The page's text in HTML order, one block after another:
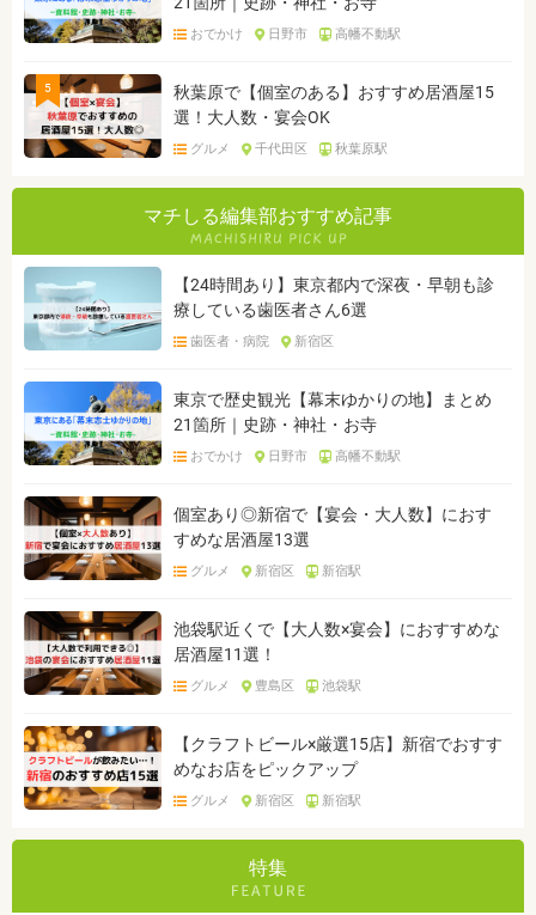
おでかけ 日野市 高幡不動駅
5
秋葉原で【個室のある】おすすめ居酒屋15
選！大人数・宴会OK
グルメ 千代田区 秋葉原駅
マチしる編集部おすすめ記事
【24時間あり】東京都内で深夜・早朝も診
療している歯医者さん6選
歯医者・病院 新宿区
東京で歴史観光【幕末ゆかりの地】まとめ
21箇所｜史跡・神社・お寺
おでかけ 日野市 高幡不動駅
個室あり◎新宿で【宴会・大人数】におす
すめな居酒屋13選
グルメ 新宿区 新宿駅
池袋駅近くで【大人数×宴会】におすすめな
居酒屋11選！
グルメ 豊島区 池袋駅
【クラフトビール×厳選15店】新宿でおすす
めなお店をピックアップ
グルメ 新宿区 新宿駅
特集